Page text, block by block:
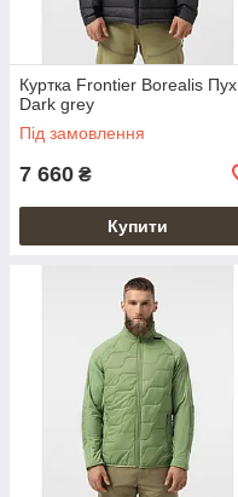
Куртка Frontier Borealis Пух
Dark grey
Під замовлення
7 660 ₴
Купити